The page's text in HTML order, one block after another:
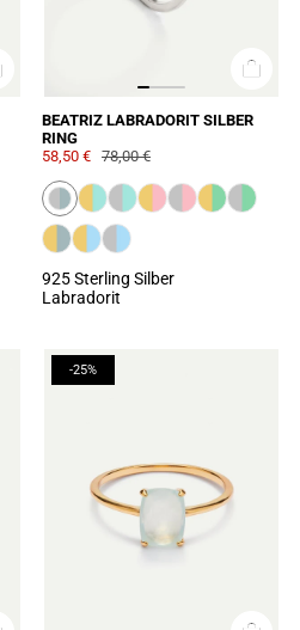
BEATRIZ LABRADORIT SILBER
RING
58,50 € 78,00 €
925 Sterling Silber
Labradorit
-25%